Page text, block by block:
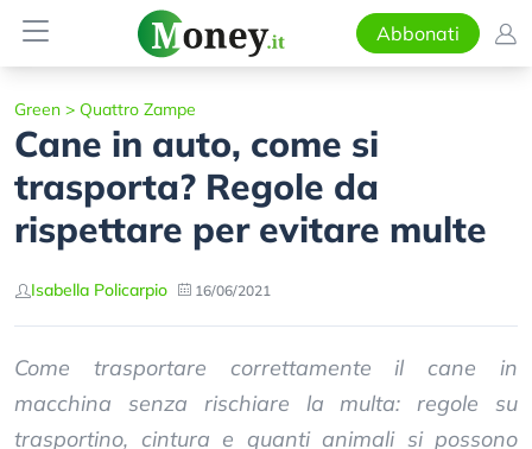
Abbonati
Green > Quattro Zampe
Cane in auto, come si
trasporta? Regole da
rispettare per evitare multe
Isabella Policarpio 16/06/2021
Come trasportare correttamente il cane in
macchina senza rischiare la multa: regole su
trasportino, cintura e quanti animali si possono